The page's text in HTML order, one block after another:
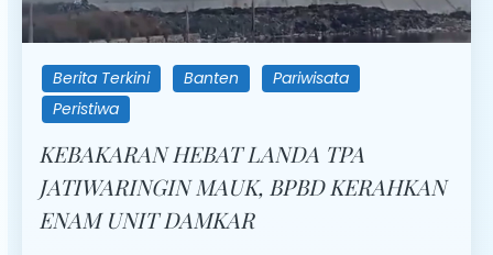
Berita Terkini Banten
Pariwisata
Peristiwa
KEBAKARAN HEBAT LANDA TPA
JATIWARINGIN MAUK, BPBD KERAHKAN
ENAM UNIT DAMKAR